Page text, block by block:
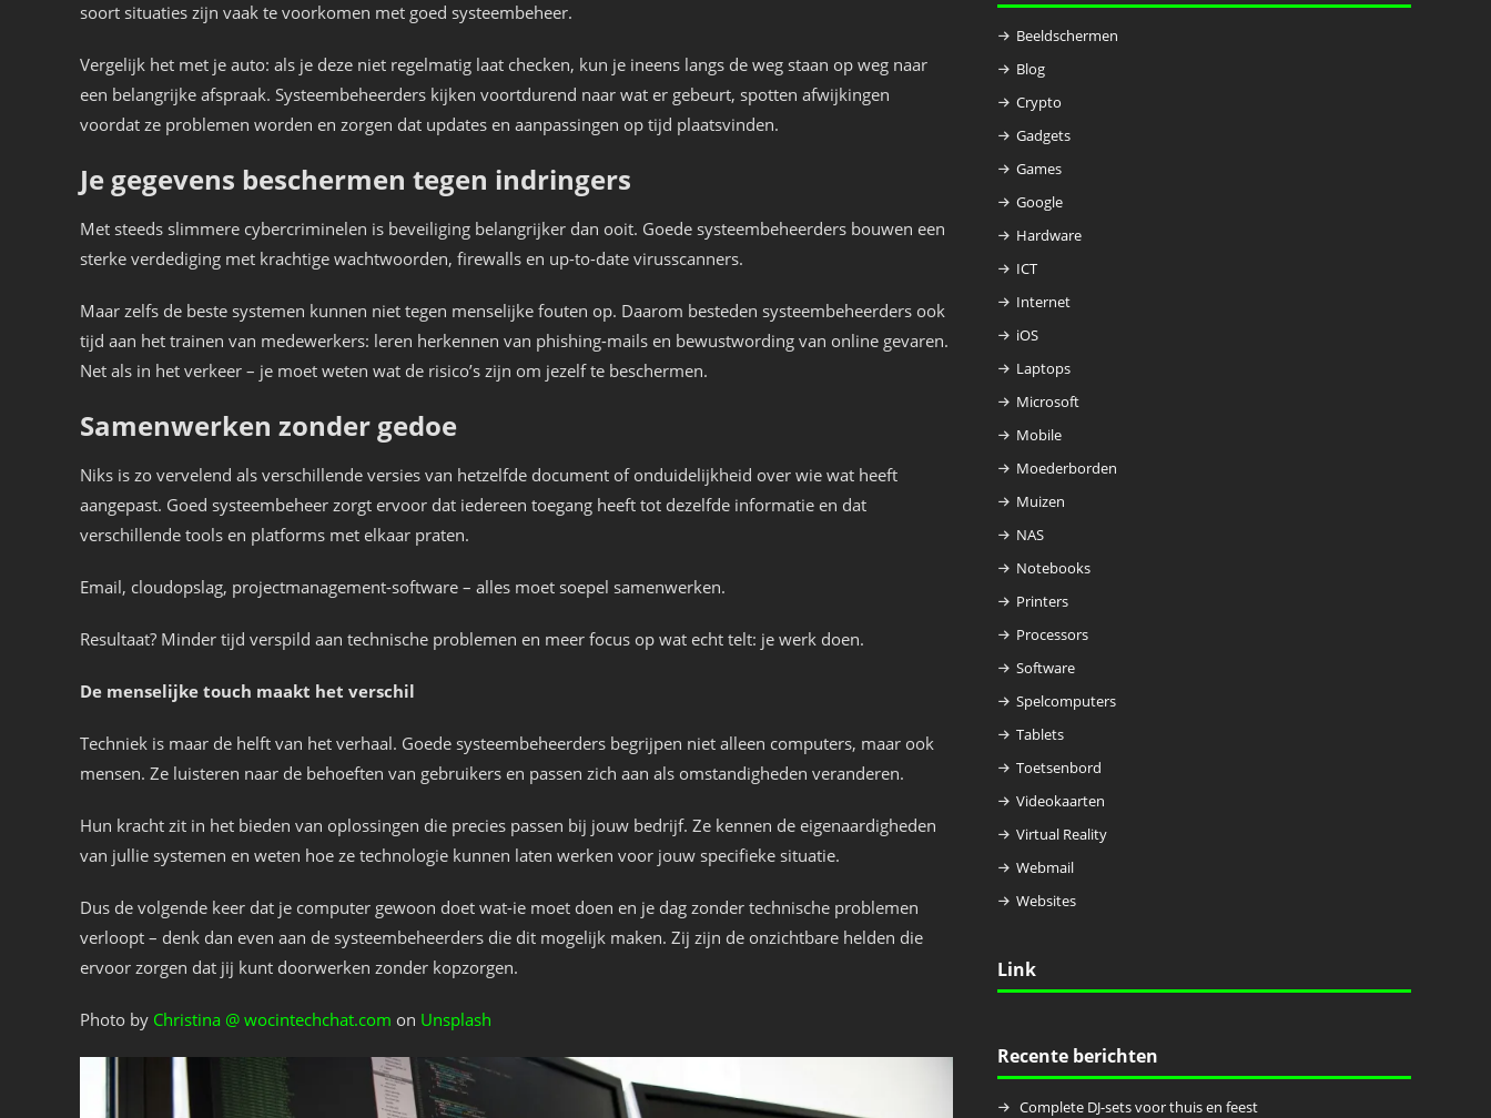
soort situaties zijn vaak te voorkomen met goed systeembeheer.
Vergelijk het met je auto: als je deze niet regelmatig laat checken, kun je ineens langs de weg staan op weg naar
een belangrijke afspraak. Systeembeheerders kijken voortdurend naar wat er gebeurt, spotten afwijkingen
voordat ze problemen worden en zorgen dat updates en aanpassingen op tijd plaatsvinden.
Je gegevens beschermen tegen indringers
Met steeds slimmere cybercriminelen is beveiliging belangrijker dan ooit. Goede systeembeheerders bouwen een
sterke verdediging met krachtige wachtwoorden, firewalls en up-to-date virusscanners.
Maar zelfs de beste systemen kunnen niet tegen menselijke fouten op. Daarom besteden systeembeheerders ook
tijd aan het trainen van medewerkers: leren herkennen van phishing-mails en bewustwording van online gevaren.
Net als in het verkeer – je moet weten wat de risico’s zijn om jezelf te beschermen.
Samenwerken zonder gedoe
Niks is zo vervelend als verschillende versies van hetzelfde document of onduidelijkheid over wie wat heeft
aangepast. Goed systeembeheer zorgt ervoor dat iedereen toegang heeft tot dezelfde informatie en dat
verschillende tools en platforms met elkaar praten.
Email, cloudopslag, projectmanagement-software – alles moet soepel samenwerken.
Resultaat? Minder tijd verspild aan technische problemen en meer focus op wat echt telt: je werk doen.
De menselijke touch maakt het verschil
Techniek is maar de helft van het verhaal. Goede systeembeheerders begrijpen niet alleen computers, maar ook
mensen. Ze luisteren naar de behoeften van gebruikers en passen zich aan als omstandigheden veranderen.
Hun kracht zit in het bieden van oplossingen die precies passen bij jouw bedrijf. Ze kennen de eigenaardigheden
van jullie systemen en weten hoe ze technologie kunnen laten werken voor jouw specifieke situatie.
Dus de volgende keer dat je computer gewoon doet wat-ie moet doen en je dag zonder technische problemen
verloopt – denk dan even aan de systeembeheerders die dit mogelijk maken. Zij zijn de onzichtbare helden die
ervoor zorgen dat jij kunt doorwerken zonder kopzorgen.
Photo by Christina @ wocintechchat.com on Unsplash
Beeldschermen
Blog
Crypto
Gadgets
Games
Google
Hardware
ICT
Internet
iOS
Laptops
Microsoft
Mobile
Moederborden
Muizen
NAS
Notebooks
Printers
Processors
Software
Spelcomputers
Tablets
Toetsenbord
Videokaarten
Virtual Reality
Webmail
Websites
Link
Recente berichten
Complete DJ-sets voor thuis en feest